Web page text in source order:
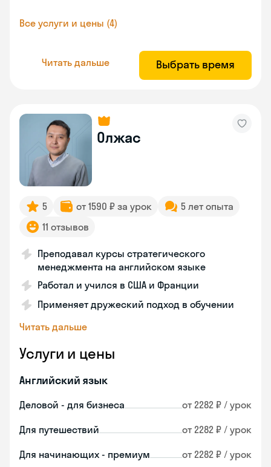
Все услуги и цены (4)
Читать дальше Выбрать время
Олжас
5 от 1590 ₽ за урок
5 лет опыта
11 отзывов
Преподавал курсы стратегического
менеджмента на английском языке
Работал и учился в США и Франции
Применяет дружеский подход в обучении
Читать дальше
Услуги и цены
Английский язык
Деловой - для бизнеса от 2282 ₽ / урок
Для путешествий от 2282 ₽ / урок
Для начинающих - премиум от 2282 ₽ / урок